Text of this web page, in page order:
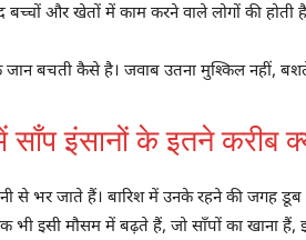
बच्चों और खेतों में काम करने वाले लोगों की
जान बचती कैसे है। जवाब उतना मुश्किल नहीं,
साँप इंसानों के इतने करीब
से भर जाते हैं। बारिश में उनके रहने की जगह
भी इसी मौसम में बढ़ते हैं, जो साँपों का खाना